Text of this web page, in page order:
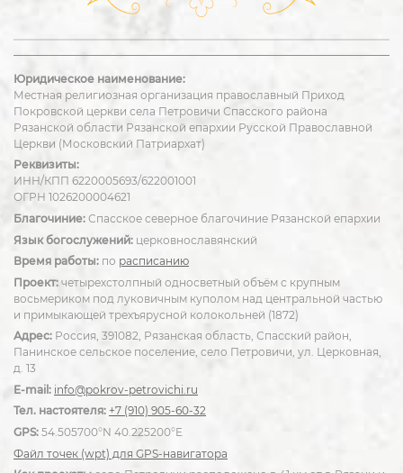
Юридическое наименование:
Местная религиозная организация православный Приход
Покровской церкви села Петровичи Спасского района
Рязанской области Рязанской епархии Русской Православной
Церкви (Московский Патриархат)
Реквизиты:
ИНН/КПП 6220005693/622001001
ОГРН 1026200004621
Благочиние: Спасское северное благочиние Рязанской епархии
Язык богослужений: церковнославянский
Время работы: по расписанию
Проект: четырехстолпный односветный объём с крупным
восьмериком под луковичным куполом над центральной частью
и примыкающей трехъярусной колокольней (1872)
Адрес: Россия, 391082, Рязанская область, Спасский район,
Панинское сельское поселение, село Петровичи, ул. Церковная,
д. 13
E-mail: info@pokrov-petrovichi.ru
Тел. настоятеля: +7 (910) 905-60-32
GPS: 54.505700°N 40.225200°E
Файл точек (wpt) для GPS-навигатора